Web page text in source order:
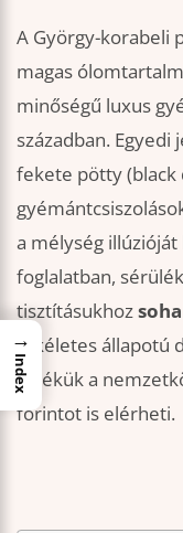
A György-korabeli
magas
minőségű luxus
században.
fekete pötty (black
a mélység
foglalatban,
tisztításukhoz
tökéletes állapotú
értékük a
forintot is elérheti.
→
Index